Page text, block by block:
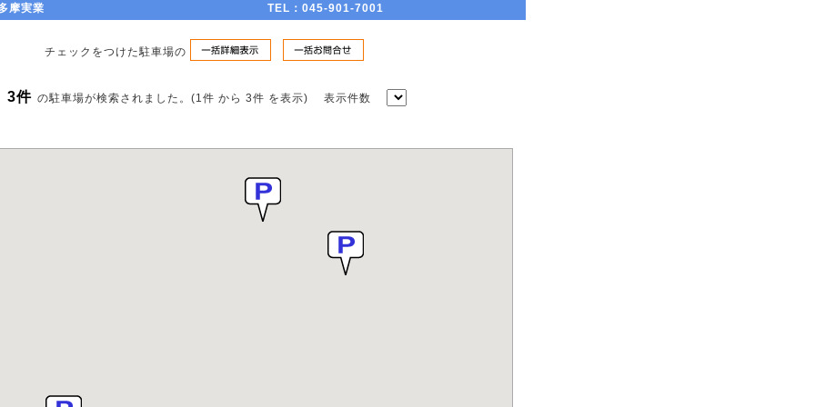
摩実業 TEL：045-901-7001
チェックをつけた駐車場の
3件 の駐車場が検索されました。(1件 から 3件 を表示) 表示件数